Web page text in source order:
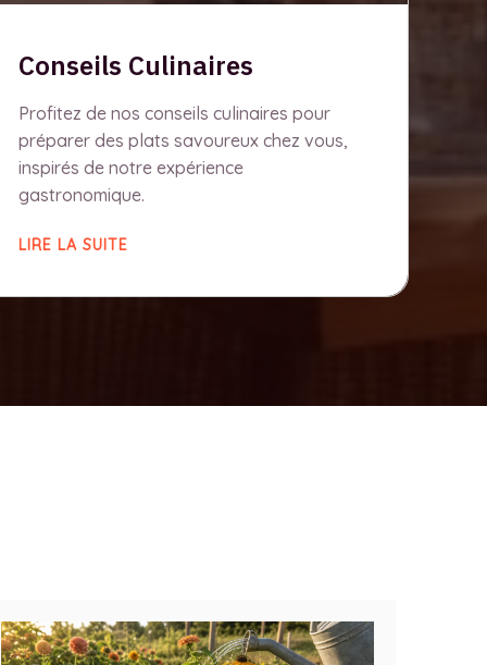
Conseils Culinaires
Profitez de nos conseils culinaires pour
préparer des plats savoureux chez vous,
inspirés de notre expérience
gastronomique.
LIRE LA SUITE